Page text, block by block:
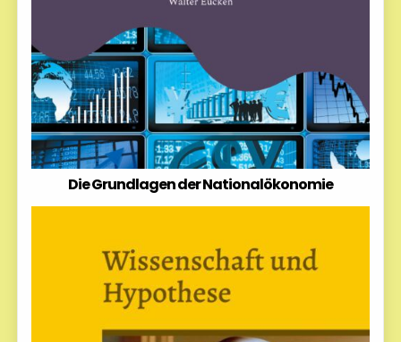
Die Grundlagen der Nationalökonomie